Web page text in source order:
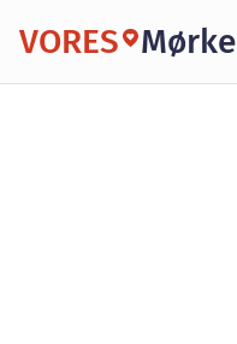
VORES Mørke